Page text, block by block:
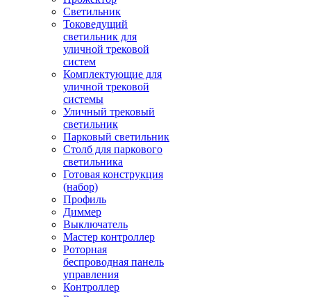
Светильник
Токоведущий
светильник для
уличной трековой
систем
Комплектующие для
уличной трековой
системы
Уличный трековый
светильник
Парковый светильник
Столб для паркового
светильника
Готовая конструкция
(набор)
Профиль
Диммер
Выключатель
Мастер контроллер
Роторная
беспроводная панель
управления
Контроллер